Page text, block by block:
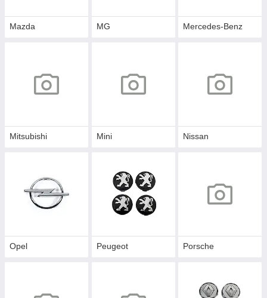
Mazda MG Mercedes-Benz
Mitsubishi Mini Nissan
Opel Peugeot Porsche